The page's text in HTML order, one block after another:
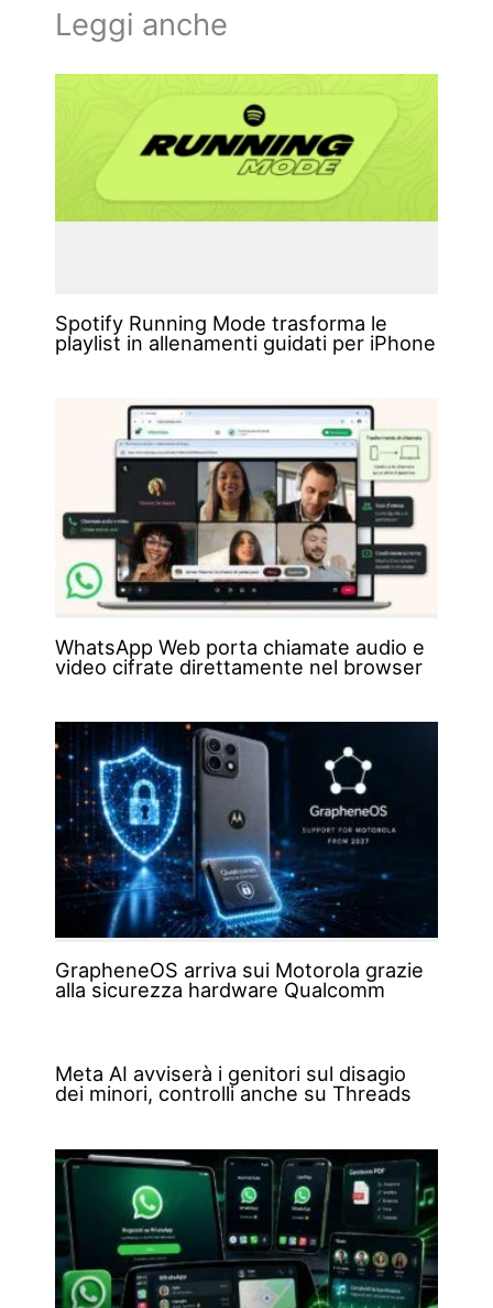
Leggi anche
Spotify Running Mode trasforma le
playlist in allenamenti guidati per iPhone
WhatsApp Web porta chiamate audio e
video cifrate direttamente nel browser
GrapheneOS arriva sui Motorola grazie
alla sicurezza hardware Qualcomm
Meta AI avviserà i genitori sul disagio
dei minori, controlli anche su Threads